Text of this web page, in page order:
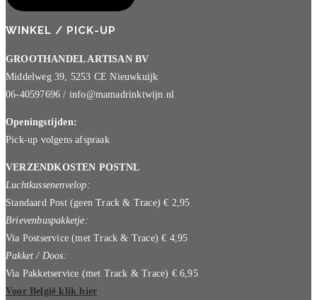
WINKEL / PICK-UP
GROOTHANDEL ARTISAN BV
Middelweg 39, 5253 CE Nieuwkuijk
06-40597696 / info@mamadrinktwijn.nl
Openingstijden:
Pick-up volgens afspraak
VERZENDKOSTEN POSTNL
Luchtkussenenvelop:
Standaard Post (geen Track & Trace) € 2,95
Brievenbuspakketje:
Via Postservice (met Track & Trace) € 4,95
Pakket / Doos:
Via Pakketservice (met Track & Trace) € 6,95
Voor België klik hier